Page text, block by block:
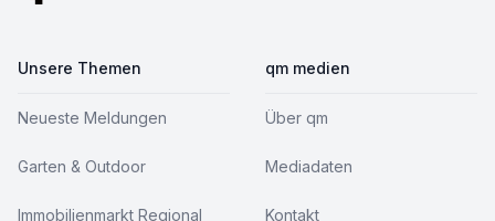
Unsere Themen
Neueste Meldungen
Garten & Outdoor
Immobilienmarkt Regional
qm medien
Über qm
Mediadaten
Kontakt